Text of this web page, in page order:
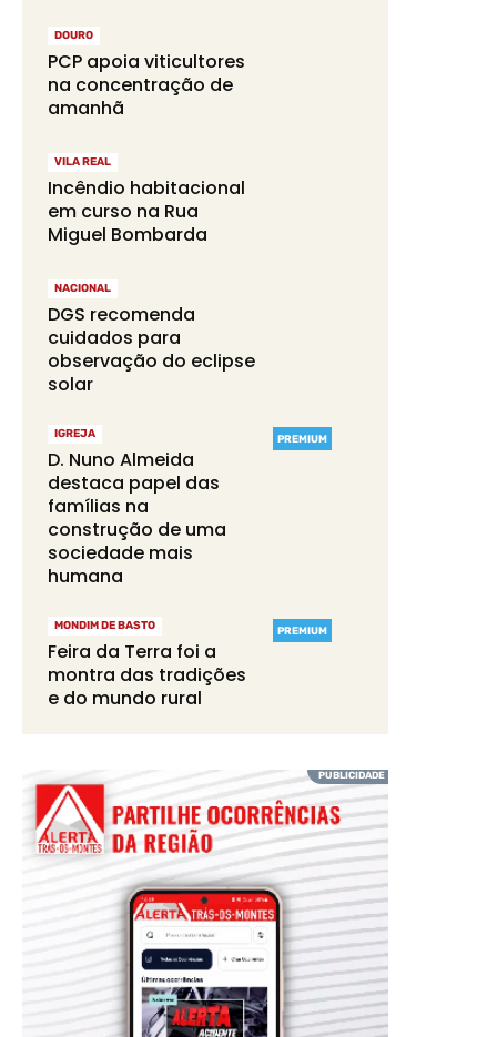
DOURO
PCP apoia viticultores
na concentração de
amanhã
VILA REAL
Incêndio habitacional
em curso na Rua
Miguel Bombarda
NACIONAL
DGS recomenda
cuidados para
observação do eclipse
solar
PREMIUM
IGREJA
D. Nuno Almeida
destaca papel das
famílias na
construção de uma
sociedade mais
humana
PREMIUM
MONDIM DE BASTO
Feira da Terra foi a
montra das tradições
e do mundo rural